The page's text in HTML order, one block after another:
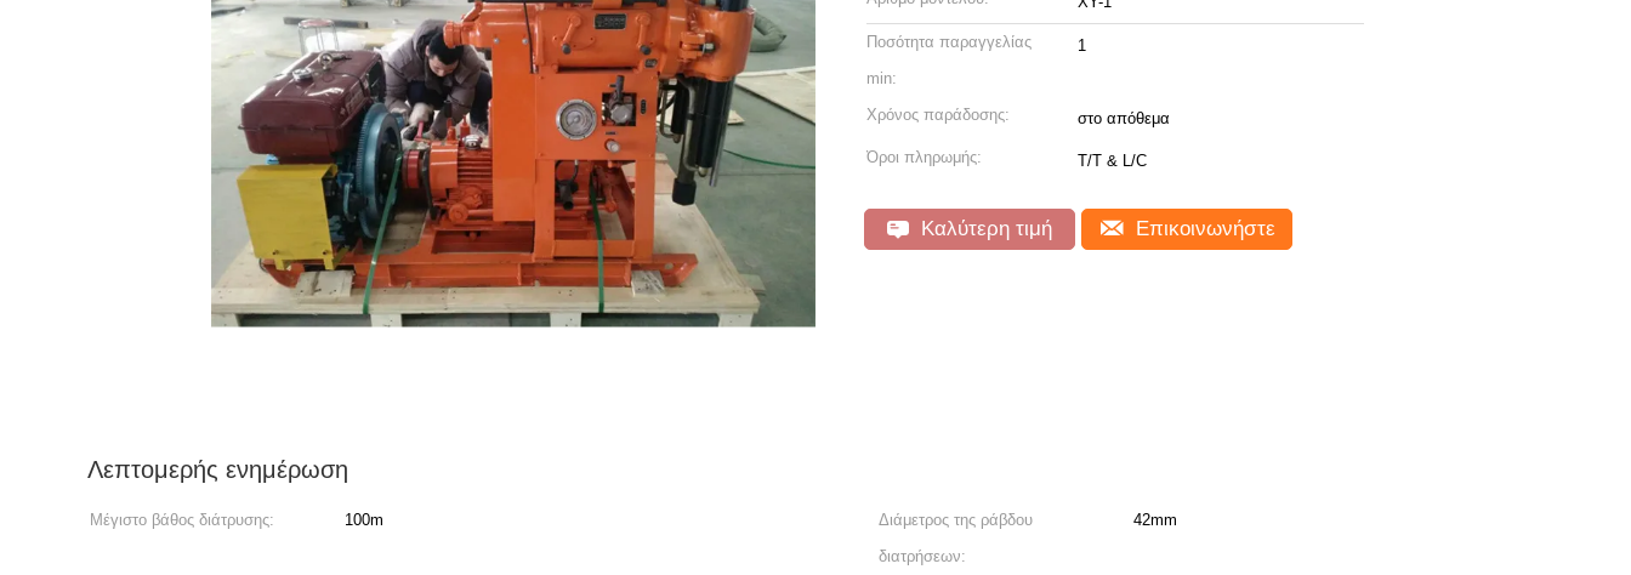
Ποσότητα παραγγελίας
min:
1
Χρόνος παράδοσης: στο απόθεμα
Όροι πληρωμής: T/T & L/C
Καλύτερη τιμή Επικοινωνήστε
Λεπτομερής ενημέρωση
Μέγιστο βάθος διάτρυσης: 100m
Διάμετρος της ράβδου
διατρήσεων:
42mm